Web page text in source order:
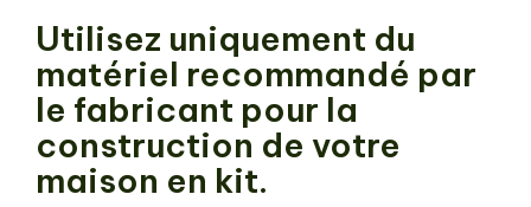
Utilisez uniquement du
matériel recommandé par
le fabricant pour la
construction de votre
maison en kit.